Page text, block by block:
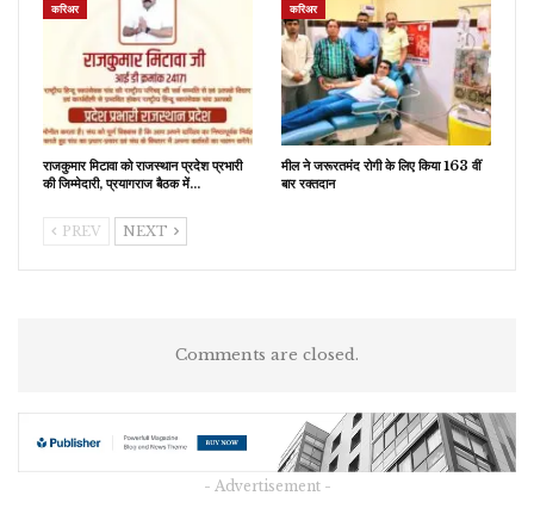
करिअर
राजकुमार मिटावा को राजस्थान प्रदेश प्रभारी
की जिम्मेदारी, प्रयागराज बैठक में…
करिअर
मील ने जरूरतमंद रोगी के लिए किया 163 वीं
बार रक्तदान
PREV NEXT
Comments are closed.
- Advertisement -